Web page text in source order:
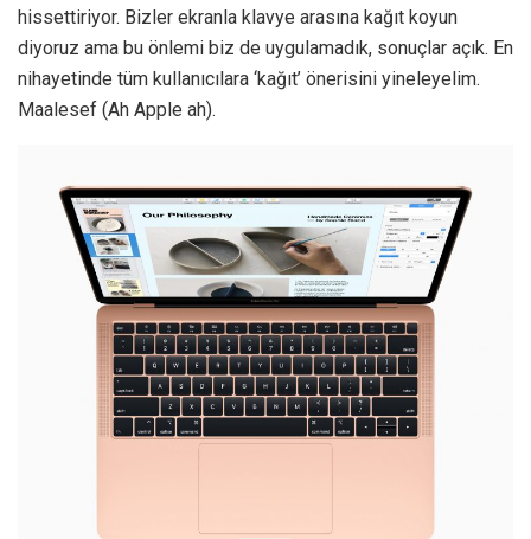
hissettiriyor. Bizler ekranla klavye arasına kağıt koyun
diyoruz ama bu önlemi biz de uygulamadık, sonuçlar açık. En
nihayetinde tüm kullanıcılara ‘kağıt’ önerisini yineleyelim.
Maalesef (Ah Apple ah).